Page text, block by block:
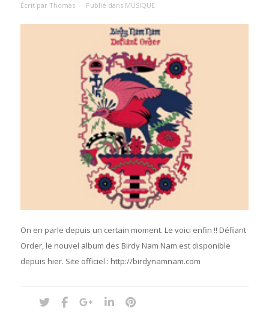
Écrit par Thomas Publié dans MUSIQUE
On en parle depuis un certain moment. Le voici enfin !! Défiant
Order, le nouvel album des Birdy Nam Nam est disponible
depuis hier. Site officiel : http://birdynamnam.com